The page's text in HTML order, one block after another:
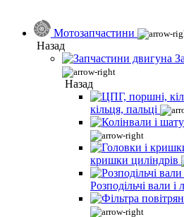
Мотозапчастини
Назад
Назад
кільця, пальці
кришки циліндрів
Розподільчі вали